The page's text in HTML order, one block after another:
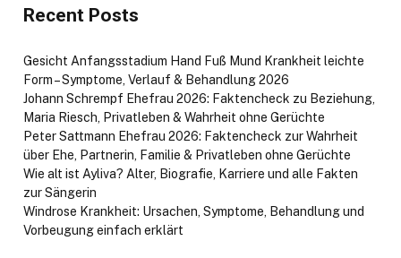
Recent Posts
Gesicht Anfangsstadium Hand Fuß Mund Krankheit leichte
Form – Symptome, Verlauf & Behandlung 2026
Johann Schrempf Ehefrau 2026: Faktencheck zu Beziehung,
Maria Riesch, Privatleben & Wahrheit ohne Gerüchte
Peter Sattmann Ehefrau 2026: Faktencheck zur Wahrheit
über Ehe, Partnerin, Familie & Privatleben ohne Gerüchte
Wie alt ist Ayliva? Alter, Biografie, Karriere und alle Fakten
zur Sängerin
Windrose Krankheit: Ursachen, Symptome, Behandlung und
Vorbeugung einfach erklärt